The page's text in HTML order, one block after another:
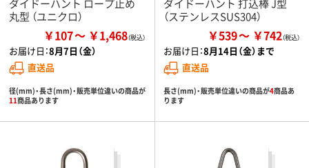
ダイドーハント ロープ止め
丸型 （ユニクロ）
￥107 ￥1,468
お届け日：8月7日（金）
直送品
径(mm)・長さ(mm)・販売単位違いの商品が
11商品あります
ダイドーハント 打込棒 J型
（ステンレスSUS304）
￥539 ￥742
お届け日：8月14日（金）まで
直送品
長さ(mm)・販売単位違いの商品が4商品あ
ります